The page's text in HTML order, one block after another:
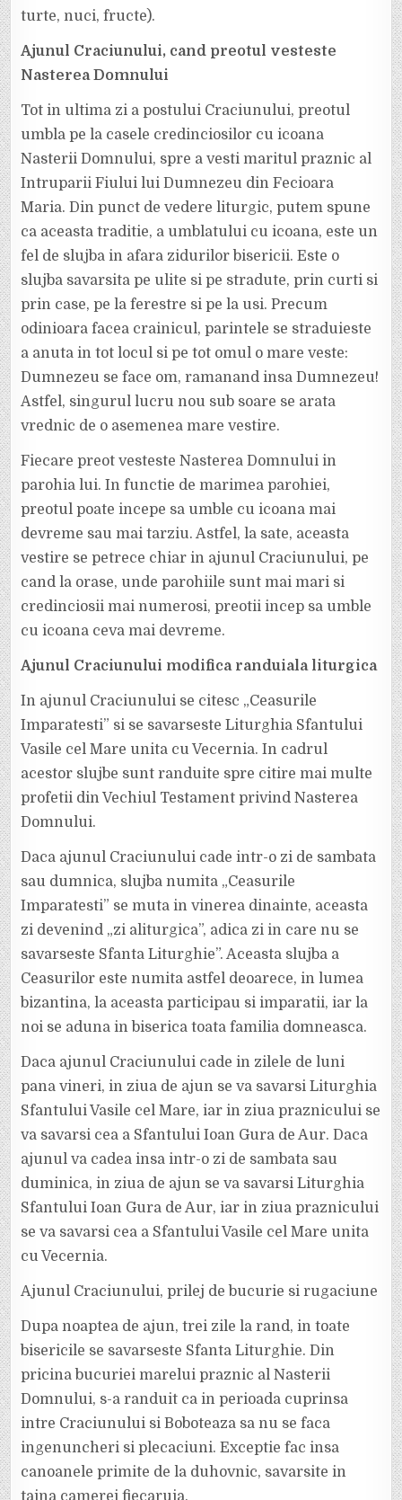
turte, nuci, fructe).
Ajunul Craciunului, cand preotul vesteste
Nasterea Domnului
Tot in ultima zi a postului Craciunului, preotul
umbla pe la casele credinciosilor cu icoana
Nasterii Domnului, spre a vesti maritul praznic al
Intruparii Fiului lui Dumnezeu din Fecioara
Maria. Din punct de vedere liturgic, putem spune
ca aceasta traditie, a umblatului cu icoana, este un
fel de slujba in afara zidurilor bisericii. Este o
slujba savarsita pe ulite si pe stradute, prin curti si
prin case, pe la ferestre si pe la usi. Precum
odinioara facea crainicul, parintele se straduieste
a anuta in tot locul si pe tot omul o mare veste:
Dumnezeu se face om, ramanand insa Dumnezeu!
Astfel, singurul lucru nou sub soare se arata
vrednic de o asemenea mare vestire.
Fiecare preot vesteste Nasterea Domnului in
parohia lui. In functie de marimea parohiei,
preotul poate incepe sa umble cu icoana mai
devreme sau mai tarziu. Astfel, la sate, aceasta
vestire se petrece chiar in ajunul Craciunului, pe
cand la orase, unde parohiile sunt mai mari si
credinciosii mai numerosi, preotii incep sa umble
cu icoana ceva mai devreme.
Ajunul Craciunului modifica randuiala liturgica
In ajunul Craciunului se citesc „Ceasurile
Imparatesti” si se savarseste Liturghia Sfantului
Vasile cel Mare unita cu Vecernia. In cadrul
acestor slujbe sunt randuite spre citire mai multe
profetii din Vechiul Testament privind Nasterea
Domnului.
Daca ajunul Craciunului cade intr-o zi de sambata
sau dumnica, slujba numita „Ceasurile
Imparatesti” se muta in vinerea dinainte, aceasta
zi devenind „zi aliturgica”, adica zi in care nu se
savarseste Sfanta Liturghie”. Aceasta slujba a
Ceasurilor este numita astfel deoarece, in lumea
bizantina, la aceasta participau si imparatii, iar la
noi se aduna in biserica toata familia domneasca.
Daca ajunul Craciunului cade in zilele de luni
pana vineri, in ziua de ajun se va savarsi Liturghia
Sfantului Vasile cel Mare, iar in ziua praznicului se
va savarsi cea a Sfantului Ioan Gura de Aur. Daca
ajunul va cadea insa intr-o zi de sambata sau
duminica, in ziua de ajun se va savarsi Liturghia
Sfantului Ioan Gura de Aur, iar in ziua praznicului
se va savarsi cea a Sfantului Vasile cel Mare unita
cu Vecernia.
Ajunul Craciunului, prilej de bucurie si rugaciune
Dupa noaptea de ajun, trei zile la rand, in toate
bisericile se savarseste Sfanta Liturghie. Din
pricina bucuriei marelui praznic al Nasterii
Domnului, s-a randuit ca in perioada cuprinsa
intre Craciunului si Boboteaza sa nu se faca
ingenuncheri si plecaciuni. Exceptie fac insa
canoanele primite de la duhovnic, savarsite in
taina camerei fiecaruia.